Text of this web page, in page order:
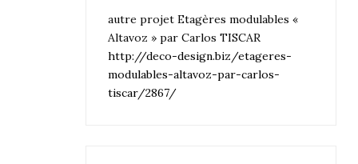
autre projet Etagères modulables «
Altavoz » par Carlos TISCAR
http://deco-design.biz/etageres-
modulables-altavoz-par-carlos-
tiscar/2867/